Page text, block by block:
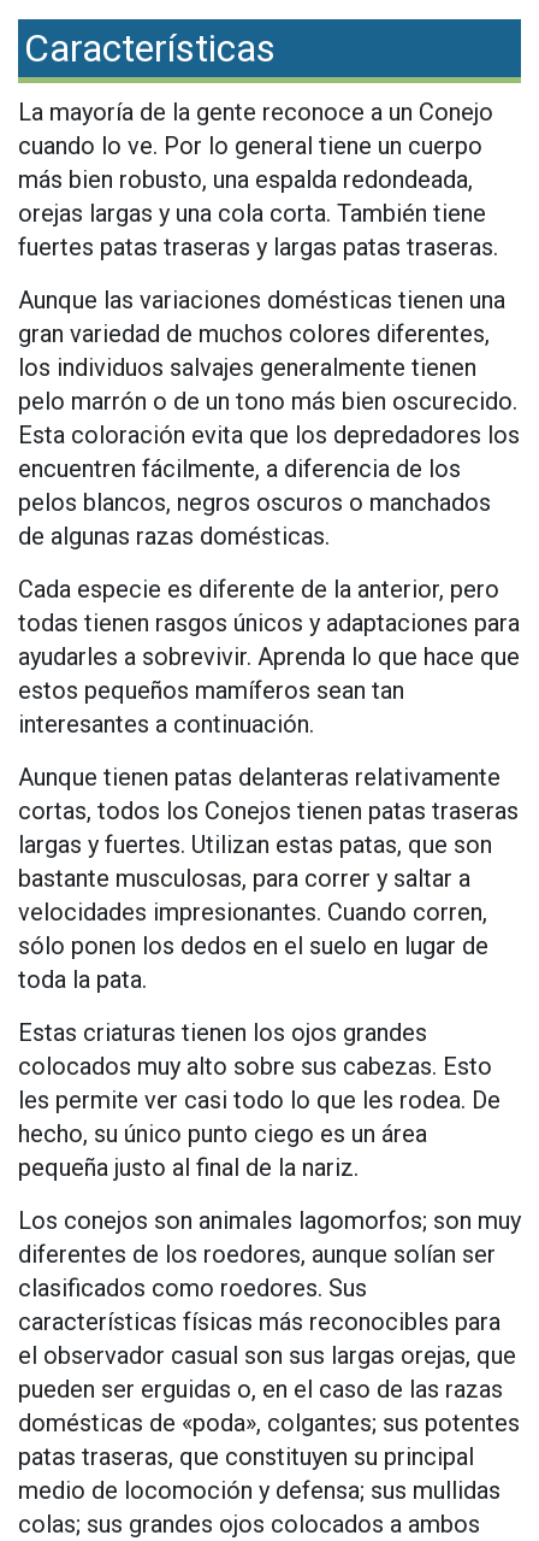
Características
La mayoría de la gente reconoce a un Conejo
cuando lo ve. Por lo general tiene un cuerpo
más bien robusto, una espalda redondeada,
orejas largas y una cola corta. También tiene
fuertes patas traseras y largas patas traseras.
Aunque las variaciones domésticas tienen una
gran variedad de muchos colores diferentes,
los individuos salvajes generalmente tienen
pelo marrón o de un tono más bien oscurecido.
Esta coloración evita que los depredadores los
encuentren fácilmente, a diferencia de los
pelos blancos, negros oscuros o manchados
de algunas razas domésticas.
Cada especie es diferente de la anterior, pero
todas tienen rasgos únicos y adaptaciones para
ayudarles a sobrevivir. Aprenda lo que hace que
estos pequeños mamíferos sean tan
interesantes a continuación.
Aunque tienen patas delanteras relativamente
cortas, todos los Conejos tienen patas traseras
largas y fuertes. Utilizan estas patas, que son
bastante musculosas, para correr y saltar a
velocidades impresionantes. Cuando corren,
sólo ponen los dedos en el suelo en lugar de
toda la pata.
Estas criaturas tienen los ojos grandes
colocados muy alto sobre sus cabezas. Esto
les permite ver casi todo lo que les rodea. De
hecho, su único punto ciego es un área
pequeña justo al final de la nariz.
Los conejos son animales lagomorfos; son muy
diferentes de los roedores, aunque solían ser
clasificados como roedores. Sus
características físicas más reconocibles para
el observador casual son sus largas orejas, que
pueden ser erguidas o, en el caso de las razas
domésticas de «poda», colgantes; sus potentes
patas traseras, que constituyen su principal
medio de locomoción y defensa; sus mullidas
colas; sus grandes ojos colocados a ambos